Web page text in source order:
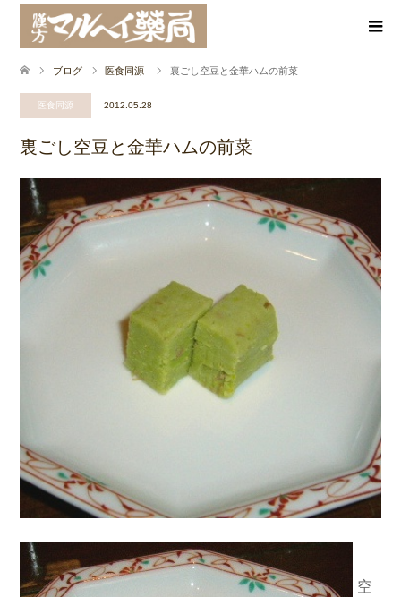
ブログ 医食同源 裏ごし空豆と金華ハムの前菜
医食同源 2012.05.28
裏ごし空豆と金華ハムの前菜
空